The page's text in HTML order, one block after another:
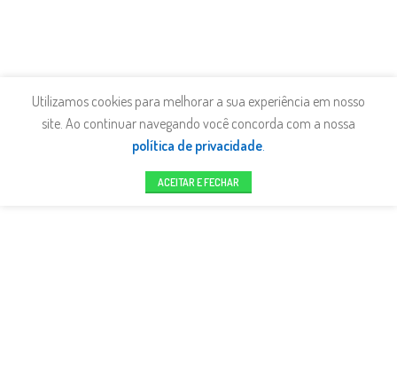
Utilizamos cookies para melhorar a sua experiência em nosso
site. Ao continuar navegando você concorda com a nossa
política de privacidade.
ACEITAR E FECHAR